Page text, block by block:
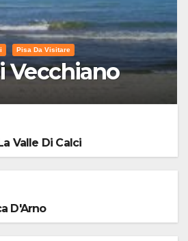
Pisa Da Visitare
Vecchiano
Valle Di Calci
D'Arno